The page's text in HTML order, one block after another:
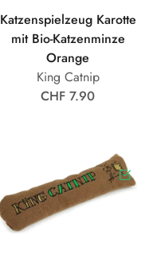
Katzenspielzeug Karotte
mit Bio-Katzenminze
Orange
King Catnip
CHF 7.90